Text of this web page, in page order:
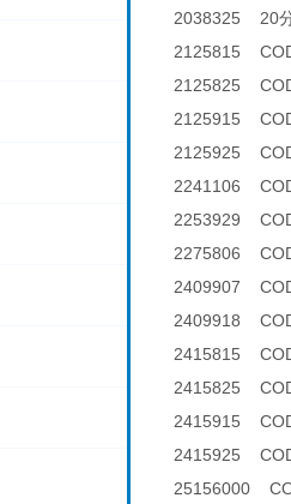
2038325 20
2125815
2125825
2125915
2125925
2241106
2253929
2275806
2409907
2409918
2415815
2415825
2415915
2415925
25156000